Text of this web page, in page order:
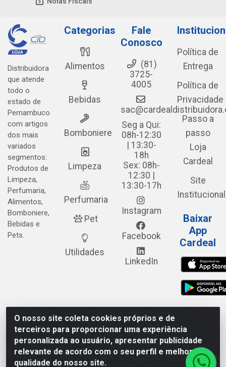
O nosso site coleta cookies próprios e de
terceiros para proporcionar uma experiência
personalizada ao usuário, apresentar publicidade
relevante de acordo com o seu perfil e melhorar a
qualidade do nosso site.
Distribuidora
que atende
todo o
estado de
Pernambuco
com artigos
dos mais
variados
segmentos:
Produtos de
Limpeza,
Perfumaria,
Alimentos,
Bomboniere,
Bebidas e
Pets.
Categorias
Alimentos
Bebidas
Bomboniere
Limpeza
Perfumaria
Pet
Utilidades
Fale
Conosco
(81)
3725-
4005
Seg a Qui:
08h-12:30
| 13:30-
18h
Sex: 08h-
12:30 |
13:30-17h
Instagram
Facebook
LinkedIn
Política de
Entrega
Política de
Privacidade
Passo a
passo
Loja
Cardeal
Site
Institucional
Baixar
App
Cardeal
Cardeal Distribuidora - Estrada Alto do Moura, 582 - Alto do
Moura - Caruaru/PE - CEP 55.040-120 - CNPJ
05.253.499/0001-62